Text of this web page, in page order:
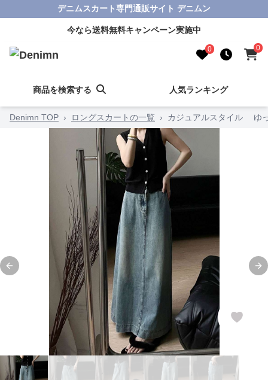
デニムスカート専門通販サイト デニムン
今なら送料無料キャンペーン実施中
0 0
商品を検索する 人気ランキング
Denimn TOP › ロングスカートの一覧 › カジュアルスタイル ゆ
Previous slide